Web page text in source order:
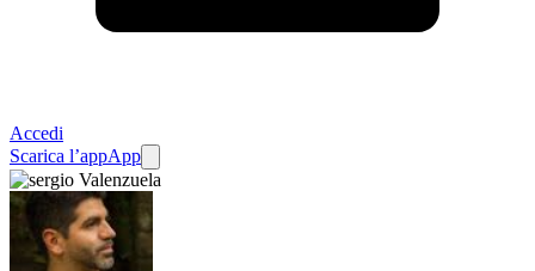
Accedi
Scarica l’appApp